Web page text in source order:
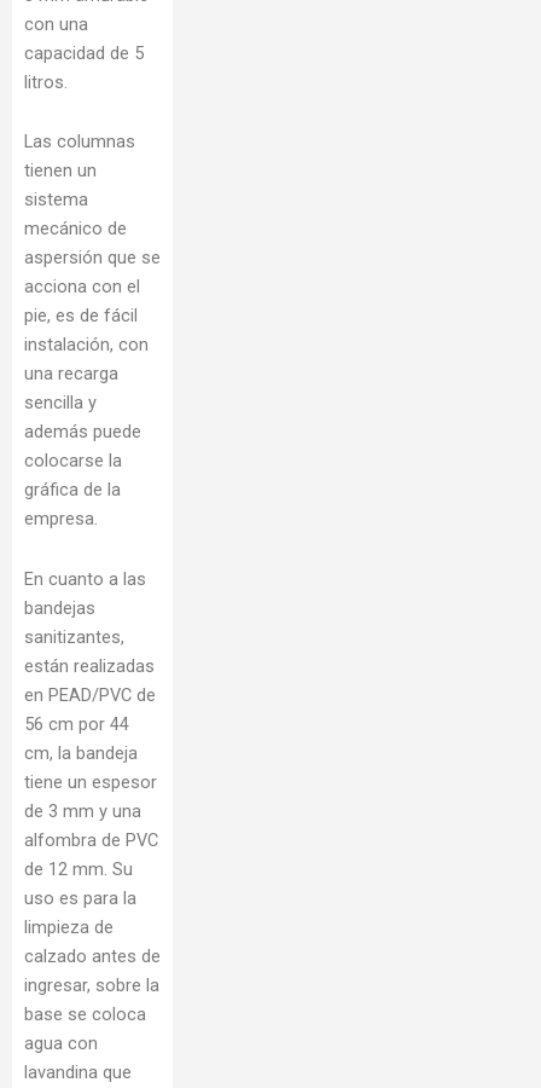
con una
capacidad de 5
litros.
Las columnas
tienen un
sistema
mecánico de
aspersión que se
acciona con el
pie, es de fácil
instalación, con
una recarga
sencilla y
además puede
colocarse la
gráfica de la
empresa.
En cuanto a las
bandejas
sanitizantes,
están realizadas
en PEAD/PVC de
56 cm por 44
cm, la bandeja
tiene un espesor
de 3 mm y una
alfombra de PVC
de 12 mm. Su
uso es para la
limpieza de
calzado antes de
ingresar, sobre la
base se coloca
agua con
lavandina que